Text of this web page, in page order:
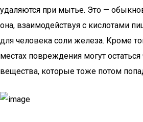
удаляются при мытье. Это —
она, взаимодействуя с кислотами
для человека соли железа. Кроме
местах повреждения могут остаться
вещества, которые тоже потом